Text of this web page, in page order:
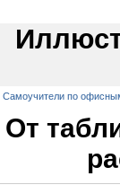
Самоучители по
От